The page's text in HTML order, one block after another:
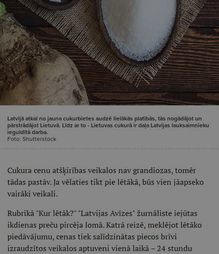
Latvijā atkal no jauna cukurbietes audzē lielākās platībās, tās nogādājot un
pārstrādājot Lietuvā. Līdz ar to - Lietuvas cukurā ir daļa Latvijas lauksaimnieku
ieguldītā darba.
Foto: Shutterstock
Cukura cenu atšķirības veikalos nav grandiozas, tomēr
tādas pastāv. Ja vēlaties tikt pie lētākā, būs vien jāapseko
vairāki veikali.
Rubrikā "Kur lētāk?" "Latvijas Avīzes" žurnāliste iejūtas
ikdienas preču pircēja lomā. Katrā reizē, meklējot lētāko
piedāvājumu, cenas tiek salīdzinātas piecos brīvi
izraudzītos veikalos aptuveni vienā laikā – 24 stundu